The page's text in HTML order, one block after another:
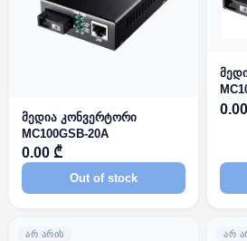
მედია კონვერტორი
MC100GSB-20A
0.00 ₾
Out of stock
ᲐᲠ ᲐᲠᲘᲡ ᲐᲠ